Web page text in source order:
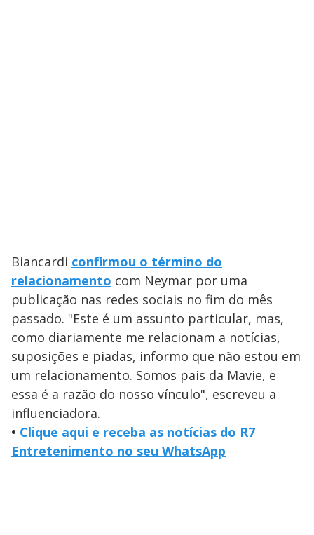
Biancardi confirmou o término do
relacionamento com Neymar por uma
publicação nas redes sociais no fim do mês
passado. "Este é um assunto particular, mas,
como diariamente me relacionam a notícias,
suposições e piadas, informo que não estou em
um relacionamento. Somos pais da Mavie, e
essa é a razão do nosso vínculo", escreveu a
influenciadora.
• Clique aqui e receba as notícias do R7
Entretenimento no seu WhatsApp